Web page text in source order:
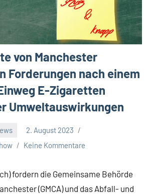
von Manchester
Forderungen nach einem
E-Zigaretten
Umweltauswirkungen
2. August 2023
Keine Kommentare
fordern die Gemeinsame Behörde
(GMCA) und das Abfall- und